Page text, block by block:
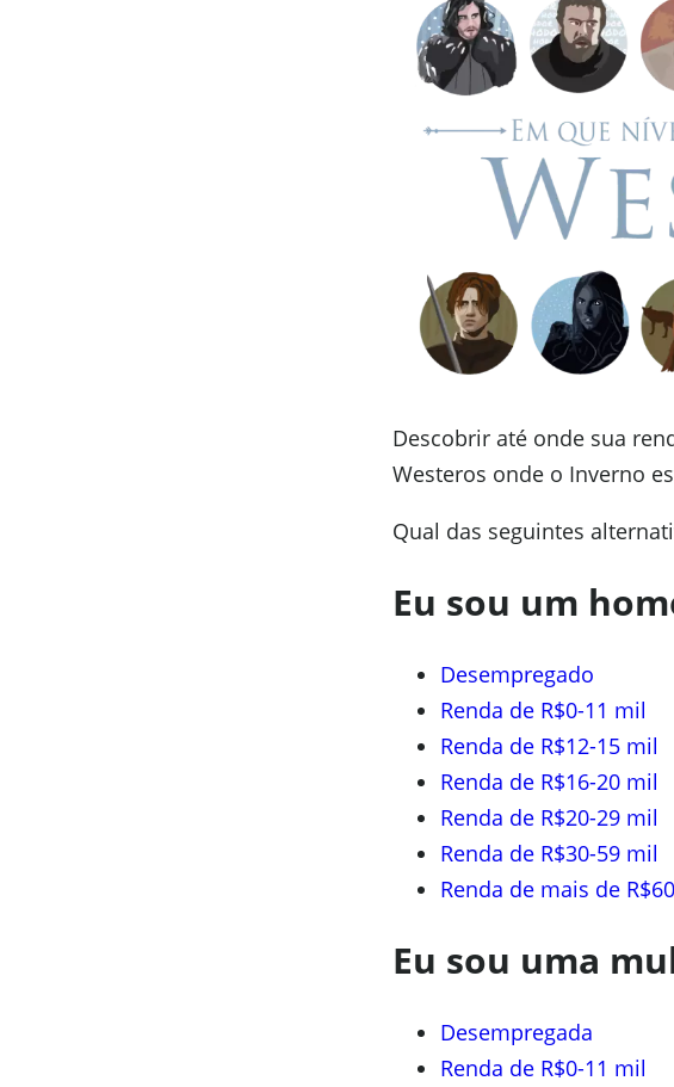
Descobrir até onde sua
Westeros onde o Inverno
Qual das seguintes
Eu sou um
Desempregado
Renda de R$0-11 mil
Renda de R$12-15 mil
Renda de R$16-20 mil
Renda de R$20-29 mil
Renda de R$30-59 mil
Renda de mais de
Eu sou uma
Desempregada
Renda de R$0-11 mil